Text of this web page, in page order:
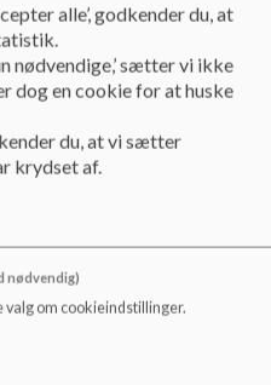
om året.
skolebestyrelsen, skal du
Tine Bjørka
Susanne Folsach Klessen
alle’, godkender du, at
nødvendige,’ sætter vi ikke
dog en cookie for at huske
du, at vi sætter
krydset af.
nødvendig)
valg om cookieindstillinger.